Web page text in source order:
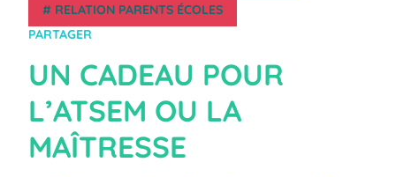
# RELATION PARENTS ÉCOLES
PARTAGER
UN CADEAU POUR
L’ATSEM OU LA
MAÎTRESSE